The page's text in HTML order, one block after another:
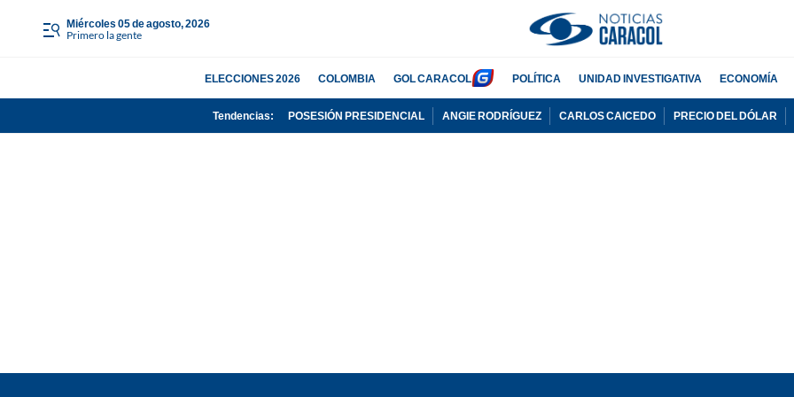
miércoles 05 de agosto, 2026
Primero la gente
ELECCIONES 2026 COLOMBIA GOL CARACOL POLÍTICA UNIDAD INVESTIGATIVA ECONOMÍA
Tendencias: POSESIÓN PRESIDENCIAL ANGIE RODRÍGUEZ CARLOS CAICEDO PRECIO DEL DÓLAR